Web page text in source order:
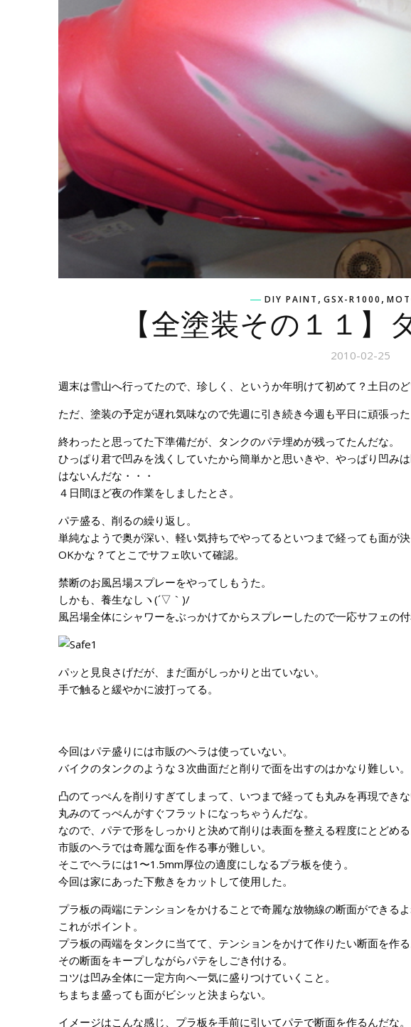
DIY PAINT , GSX-R1000 ,
【全塗装その１１】
2010-02-25
週末は雪山へ行ってたので、珍しく、というか年明けて初めて？土日の
ただ、塗装の予定が遅れ気味なので先週に引き続き今週も平日に頑張った
終わったと思ってた下準備だが、タンクのパテ埋めが残ってたんだな。
ひっぱり君で凹みを浅くしていたから簡単かと思いきや、やっぱり凹み
はないんだな・・・
４日間ほど夜の作業をしましたとさ。
パテ盛る、削るの繰り返し。
単純なようで奥が深い、軽い気持ちでやってるといつまで経っても面が
OKかな？てとこでサフェ吹いて確認。
禁断のお風呂場スプレーをやってしもうた。
しかも、養生なしヽ(´▽｀)/
風呂場全体にシャワーをぶっかけてからスプレーしたので一応サフェの付
パッと見良さげだが、まだ面がしっかりと出ていない。
手で触ると緩やかに波打ってる。
今回はパテ盛りには市販のヘラは使っていない。
バイクのタンクのような３次曲面だと削りで面を出すのはかなり難しい。
凸のてっぺんを削りすぎてしまって、いつまで経っても丸みを再現できな
丸みのてっぺんがすぐフラットになっちゃうんだな。
なので、パテで形をしっかりと決めて削りは表面を整える程度にとどめる
市販のヘラでは奇麗な面を作る事が難しい。
そこでヘラには1〜1.5mm厚位の適度にしなるプラ板を使う。
今回は家にあった下敷きをカットして使用した。
プラ板の両端にテンションをかけることで奇麗な放物線の断面ができるよ
これがポイント。
プラ板の両端をタンクに当てて、テンションをかけて作りたい断面を作る
その断面をキープしながらパテをしごき付ける。
コツは凹み全体に一定方向へ一気に盛りつけていくこと。
ちまちま盛っても面がビシッと決まらない。
イメージはこんな感じ、プラ板を手前に引いてパテで断面を作るんだな。